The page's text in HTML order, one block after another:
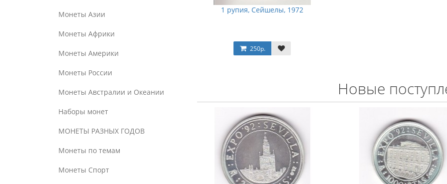
Монеты Азии
Монеты Африки
Монеты Америки
Монеты России
Монеты Австралии и Океании
Наборы монет
МОНЕТЫ РАЗНЫХ ГОДОВ
Монеты по темам
Монеты Спорт
1 рупия, Сейшелы, 1972
250р.
Новые